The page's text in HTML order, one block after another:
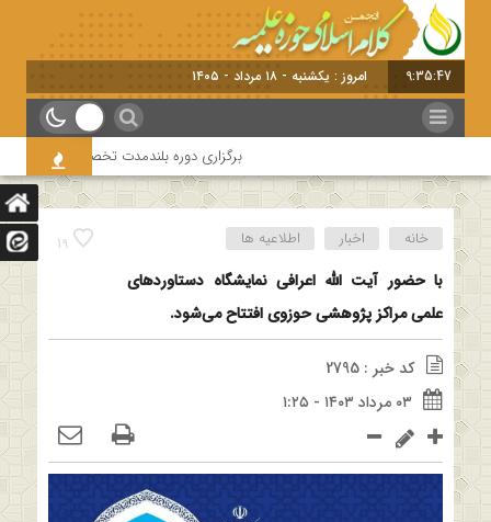
9:35:47 امروز : یکشنبه - ۱۸ مرداد - ۱۴۰۵
برگزاری دوره بلندمدت تخصصی و کارگاه
19 خانه اخبار اطلاعیه ها
با حضور آیت الله اعرافی نمایشگاه دستاوردهای
علمی مراکز پژوهشی حوزوی افتتاح می‌شود.
کد خبر : 2795
۰۳ مرداد ۱۴۰۳ - ۱:۲۵